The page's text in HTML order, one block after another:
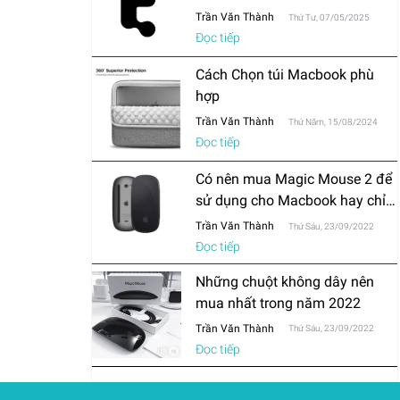
Trần Văn Thành Thứ Tư, 07/05/2025
Đọc tiếp
Cách Chọn túi Macbook phù
hợp
Trần Văn Thành Thứ Năm, 15/08/2024
Đọc tiếp
Có nên mua Magic Mouse 2 để
sử dụng cho Macbook hay chỉ
mua chuột thông thường?
Trần Văn Thành Thứ Sáu, 23/09/2022
Đọc tiếp
Những chuột không dây nên
mua nhất trong năm 2022
Trần Văn Thành Thứ Sáu, 23/09/2022
Đọc tiếp